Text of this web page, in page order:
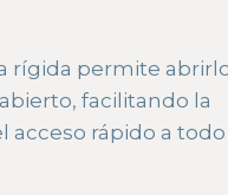
rígida permite
facilitando la
acceso rápido a todo